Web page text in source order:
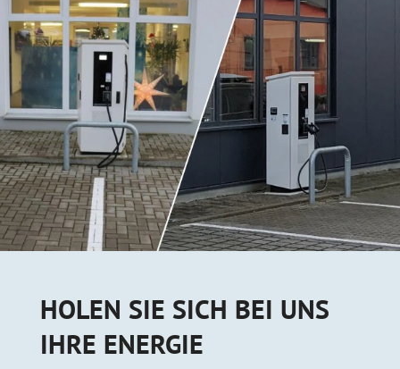
HOLEN SIE SICH BEI UNS
IHRE ENERGIE